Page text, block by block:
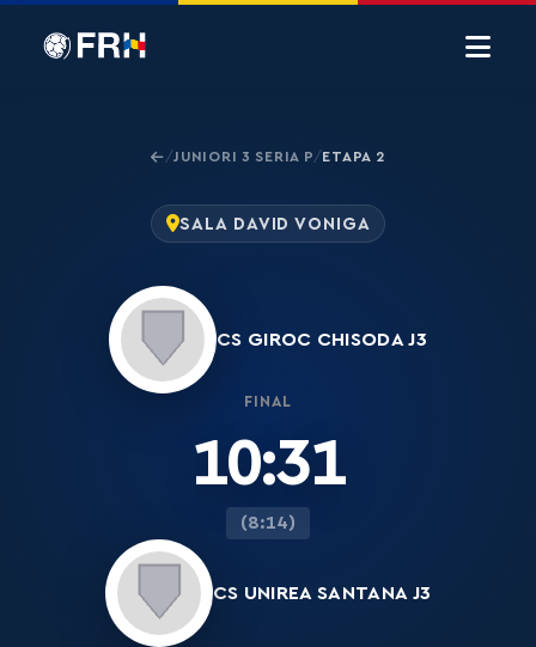
/JUNIORI 3 SERIA P/ETAPA 2
SALA DAVID VONIGA
CS GIROC CHISODA J3
FINAL
10:31
(8:14)
CS UNIREA SANTANA J3